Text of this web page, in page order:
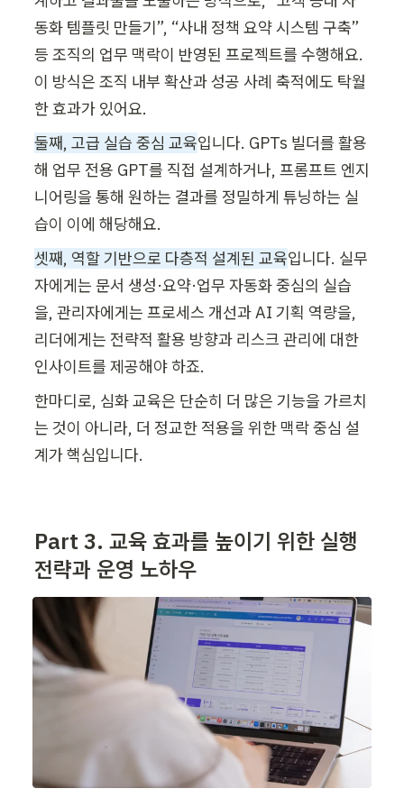
동화 템플릿 만들기”, “사내 정책 요약 시스템 구축”
등 조직의 업무 맥락이 반영된 프로젝트를 수행해요.
이 방식은 조직 내부 확산과 성공 사례 축적에도 탁월
한 효과가 있어요.
둘째, 고급 실습 중심 교육입니다. GPTs 빌더를 활용
해 업무 전용 GPT를 직접 설계하거나, 프롬프트 엔지
니어링을 통해 원하는 결과를 정밀하게 튜닝하는 실
습이 이에 해당해요.
셋째, 역할 기반으로 다층적 설계된 교육입니다. 실무
자에게는 문서 생성·요약·업무 자동화 중심의 실습
을, 관리자에게는 프로세스 개선과 AI 기획 역량을,
리더에게는 전략적 활용 방향과 리스크 관리에 대한
인사이트를 제공해야 하죠.
한마디로, 심화 교육은 단순히 더 많은 기능을 가르치
는 것이 아니라, 더 정교한 적용을 위한 맥락 중심 설
계가 핵심입니다.
Part 3. 교육 효과를 높이기 위한 실행
전략과 운영 노하우